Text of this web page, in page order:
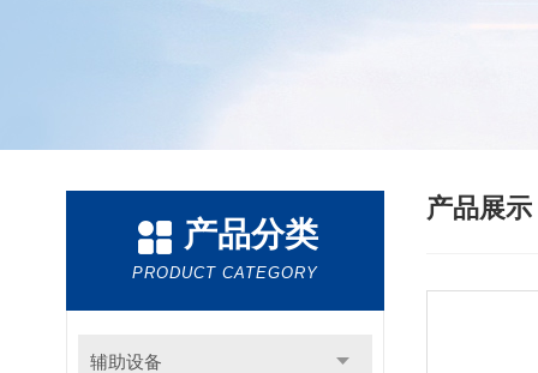
产品分类
PRODUCT CATEGORY
辅助设备
产品展示